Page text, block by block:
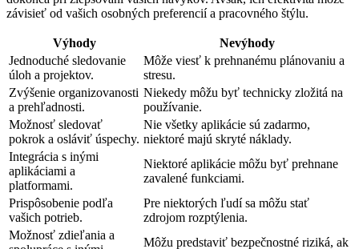
závisieť od vašich osobných preferencií a pracovného štýlu.
Výhody
Nevýhody
Jednoduché sledovanie
úloh a projektov.
Môže viesť k prehnanému plánovaniu a
stresu.
Zvýšenie organizovanosti
a prehľadnosti.
Niekedy môžu byť technicky zložitá na
používanie.
Možnosť sledovať
pokrok a osláviť úspechy.
Nie všetky aplikácie sú zadarmo,
niektoré majú skryté náklady.
Integrácia s inými
aplikáciami a
platformami.
Niektoré aplikácie môžu byť prehnane
zavalené funkciami.
Prispôsobenie podľa
vašich potrieb.
Pre niektorých ľudí sa môžu stať
zdrojom rozptýlenia.
Možnosť zdieľania a
Môžu predstaviť bezpečnostné riziká, ak